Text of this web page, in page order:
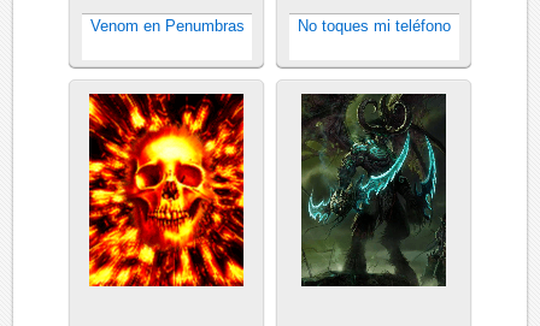
Venom en Penumbras No toques mi teléfono